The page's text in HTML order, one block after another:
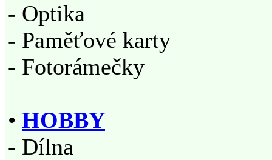
- Optika
- Paměťové karty
- Fotorámečky
• HOBBY
- Dílna